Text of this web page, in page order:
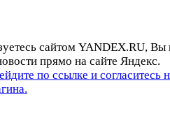
сайтом YANDEX.RU, Вы
прямо на сайте Яндекс.
по ссылке и согласитесь